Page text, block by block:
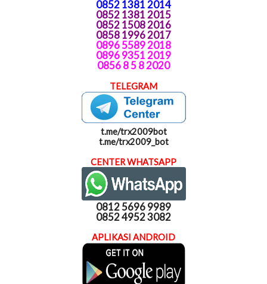
0852 1381 2014
0852 1381 2015
0852 1508 2016
0858 1996 2017
0896 5589 2018
0896 9351 2019
0856 8 5 8 2020
TELEGRAM
t.me/trx2009bot
t.me/trx2009_bot
CENTER WHATSAPP
0812 5696 9989
0852 4952 3082
APLIKASI ANDROID